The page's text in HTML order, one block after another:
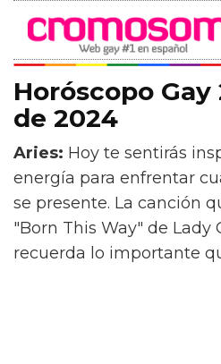
Horóscopo
de 2024
Aries: Hoy te sentirás
energía para enfrentar
se presente. La canción
"Born This Way" de Lady
recuerda lo importante